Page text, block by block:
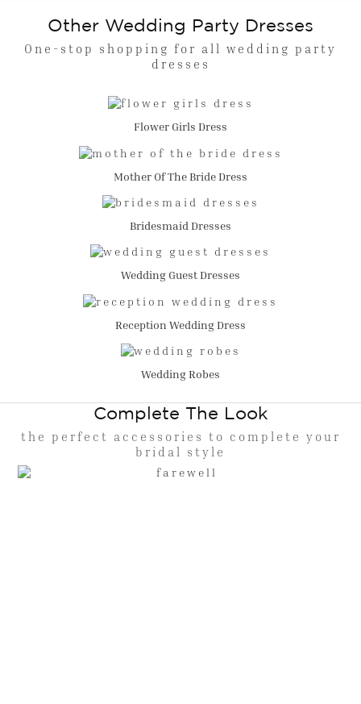
Other Wedding Party Dresses
One-stop shopping for all wedding party
dresses
Flower Girls Dress
Mother Of The Bride Dress
Bridesmaid Dresses
Wedding Guest Dresses
Reception Wedding Dress
Wedding Robes
Complete The Look
the perfect accessories to complete your
bridal style